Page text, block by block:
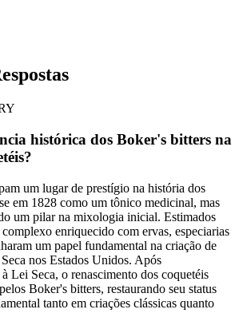
histórica dos Boker's bitters na
um lugar de prestígio na história dos
em 1828 como um tônico medicinal, mas
um pilar na mixologia inicial. Estimados
enriquecido com ervas, especiarias
um papel fundamental na criação de
nos Estados Unidos. Após
Lei Seca, o renascimento dos coquetéis
Boker's bitters, restaurando seu status
tanto em criações clássicas quanto